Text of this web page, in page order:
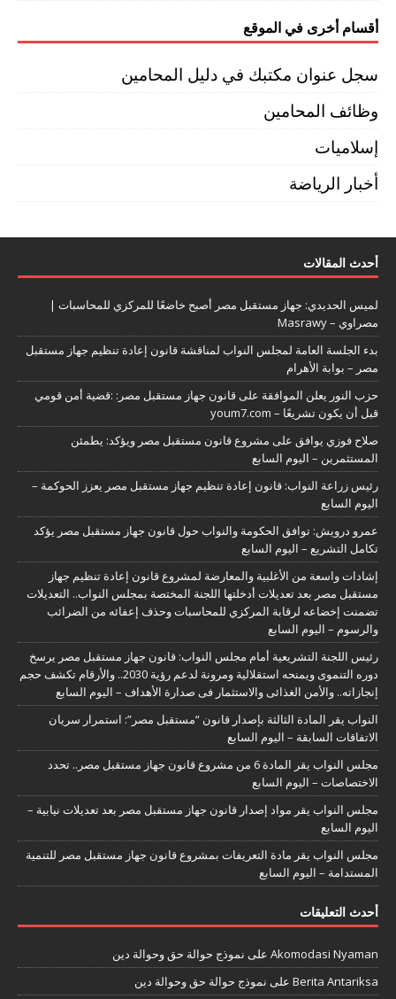
أقسام أخرى في الموقع
سجل عنوان مكتبك في دليل المحامين
وظائف المحامين
إسلاميات
أخبار الرياضة
أحدث المقالات
لميس الحديدي: جهاز مستقبل مصر أصبح خاضعًا للمركزي للمحاسبات |
مصراوي – Masrawy
بدء الجلسة العامة لمجلس النواب لمناقشة قانون إعادة تنظيم جهاز مستقبل
مصر – بوابة الأهرام
حزب النور يعلن الموافقة على قانون جهاز مستقبل مصر: :قضية أمن قومي
قبل أن يكون تشريعًا – youm7.com
صلاح فوزي يوافق على مشروع قانون مستقبل مصر ويؤكد: يطمئن
المستثمرين – اليوم السابع
رئيس زراعة النواب: قانون إعادة تنظيم جهاز مستقبل مصر يعزز الحوكمة –
اليوم السابع
عمرو درويش: توافق الحكومة والنواب حول قانون جهاز مستقبل مصر يؤكد
تكامل التشريع – اليوم السابع
إشادات واسعة من الأغلبية والمعارضة لمشروع قانون إعادة تنظيم جهاز
مستقبل مصر بعد تعديلات أدخلتها اللجنة المختصة بمجلس النواب.. التعديلات
تضمنت إخضاعه لرقابة المركزي للمحاسبات وحذف إعفائه من الضرائب
والرسوم – اليوم السابع
رئيس اللجنة التشريعية أمام مجلس النواب: قانون جهاز مستقبل مصر يرسخ
دوره التنموى ويمنحه استقلالية ومرونة لدعم رؤية 2030.. والأرقام تكشف حجم
إنجازاته.. والأمن الغذائى والاستثمار فى صدارة الأهداف – اليوم السابع
النواب يقر المادة الثالثة بإصدار قانون “مستقبل مصر”: استمرار سريان
الاتفاقات السابقة – اليوم السابع
مجلس النواب يقر المادة 6 من مشروع قانون جهاز مستقبل مصر.. تحدد
الاختصاصات – اليوم السابع
مجلس النواب يقر مواد إصدار قانون جهاز مستقبل مصر بعد تعديلات نيابية –
اليوم السابع
مجلس النواب يقر مادة التعريفات بمشروع قانون جهاز مستقبل مصر للتنمية
المستدامة – اليوم السابع
أحدث التعليقات
Akomodasi Nyaman على نموذج حوالة حق وحوالة دين
Berita Antariksa على نموذج حوالة حق وحوالة دين